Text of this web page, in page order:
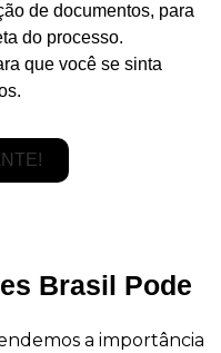
de documentos, para
do processo.
que você se sinta
Brasil Pode
a importância